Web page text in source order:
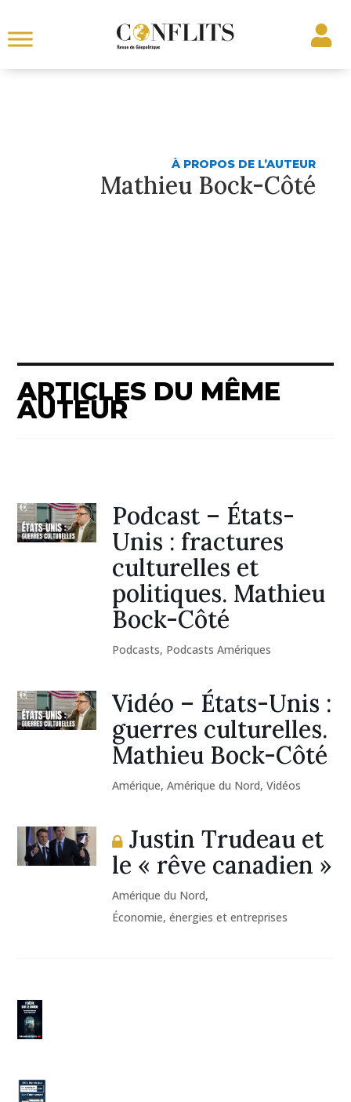
À PROPOS DE L’AUTEUR
Mathieu Bock-Côté
ARTICLES DU MÊME
AUTEUR
Podcast – États-
Unis : fractures
culturelles et
politiques. Mathieu
Bock-Côté
Podcasts, Podcasts Amériques
Vidéo – États-Unis :
guerres culturelles.
Mathieu Bock-Côté
Amérique,Amérique du Nord,Vidéos
Justin Trudeau et
le « rêve canadien »
Amérique du Nord,
Économie, énergies et entreprises